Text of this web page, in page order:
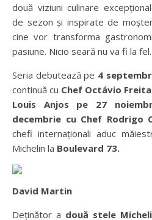
două viziuni culinare
de sezon și inspirate de
cine vor transforma
pasiune. Nicio seară nu va fi la fel.
Seria debutează pe 4
continuă cu Chef Octávio
Louis Anjos pe 27
decembrie cu Chef Rodrigo
chefi internaționali aduc
Michelin la Boulevard 73.
David Martin
Deținător a două stele